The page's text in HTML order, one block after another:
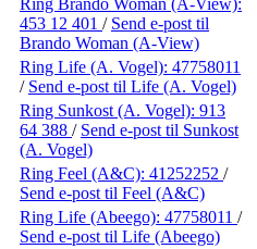
453 12 401 / Send e-post til
Brando Woman (A-View)
Ring Life (A. Vogel): 47758011
/ Send e-post til Life (A. Vogel)
Ring Sunkost (A. Vogel): 913
64 388 / Send e-post til Sunkost
(A. Vogel)
Ring Feel (A&C): 41252252 /
Send e-post til Feel (A&C)
Ring Life (Abeego): 47758011 /
Send e-post til Life (Abeego)